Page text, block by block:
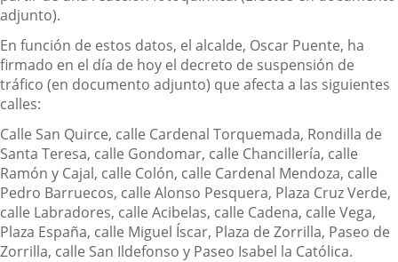
adjunto).
En función de estos datos, el alcalde, Oscar Puente, ha
firmado en el día de hoy el decreto de suspensión de
tráfico (en documento adjunto) que afecta a las siguientes
calles:
Calle San Quirce, calle Cardenal Torquemada, Rondilla de
Santa Teresa, calle Gondomar, calle Chancillería, calle
Ramón y Cajal, calle Colón, calle Cardenal Mendoza, calle
Pedro Barruecos, calle Alonso Pesquera, Plaza Cruz Verde,
calle Labradores, calle Acibelas, calle Cadena, calle Vega,
Plaza España, calle Miguel Íscar, Plaza de Zorrilla, Paseo de
Zorrilla, calle San Ildefonso y Paseo Isabel la Católica.